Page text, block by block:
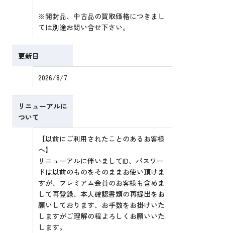
※開封品、中古品の買取価格につきまし
ては別途お問い合せ下さい。
更新日
2026/8/7
リニューアルに
ついて
【以前にご利用されたことのあるお客様
へ】
リニューアルに伴いましてID、パスワー
ドは以前のものをそのままお使い頂けま
すが、プレミアム会員のお客様も含めま
して再登録、本人確認書類の再提出をお
願いしております、お手数をお掛けいた
しますがご理解の程よろしくお願いいた
します。